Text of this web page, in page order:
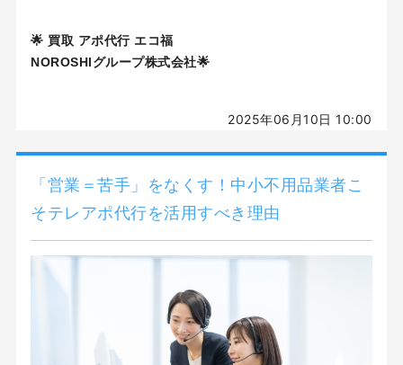
🌟 買取 アポ代行 エコ福
NOROSHIグループ株式会社🌟
2025年06月10日 10:00
「営業＝苦手」をなくす！中小不用品業者こ
そテレアポ代行を活用すべき理由